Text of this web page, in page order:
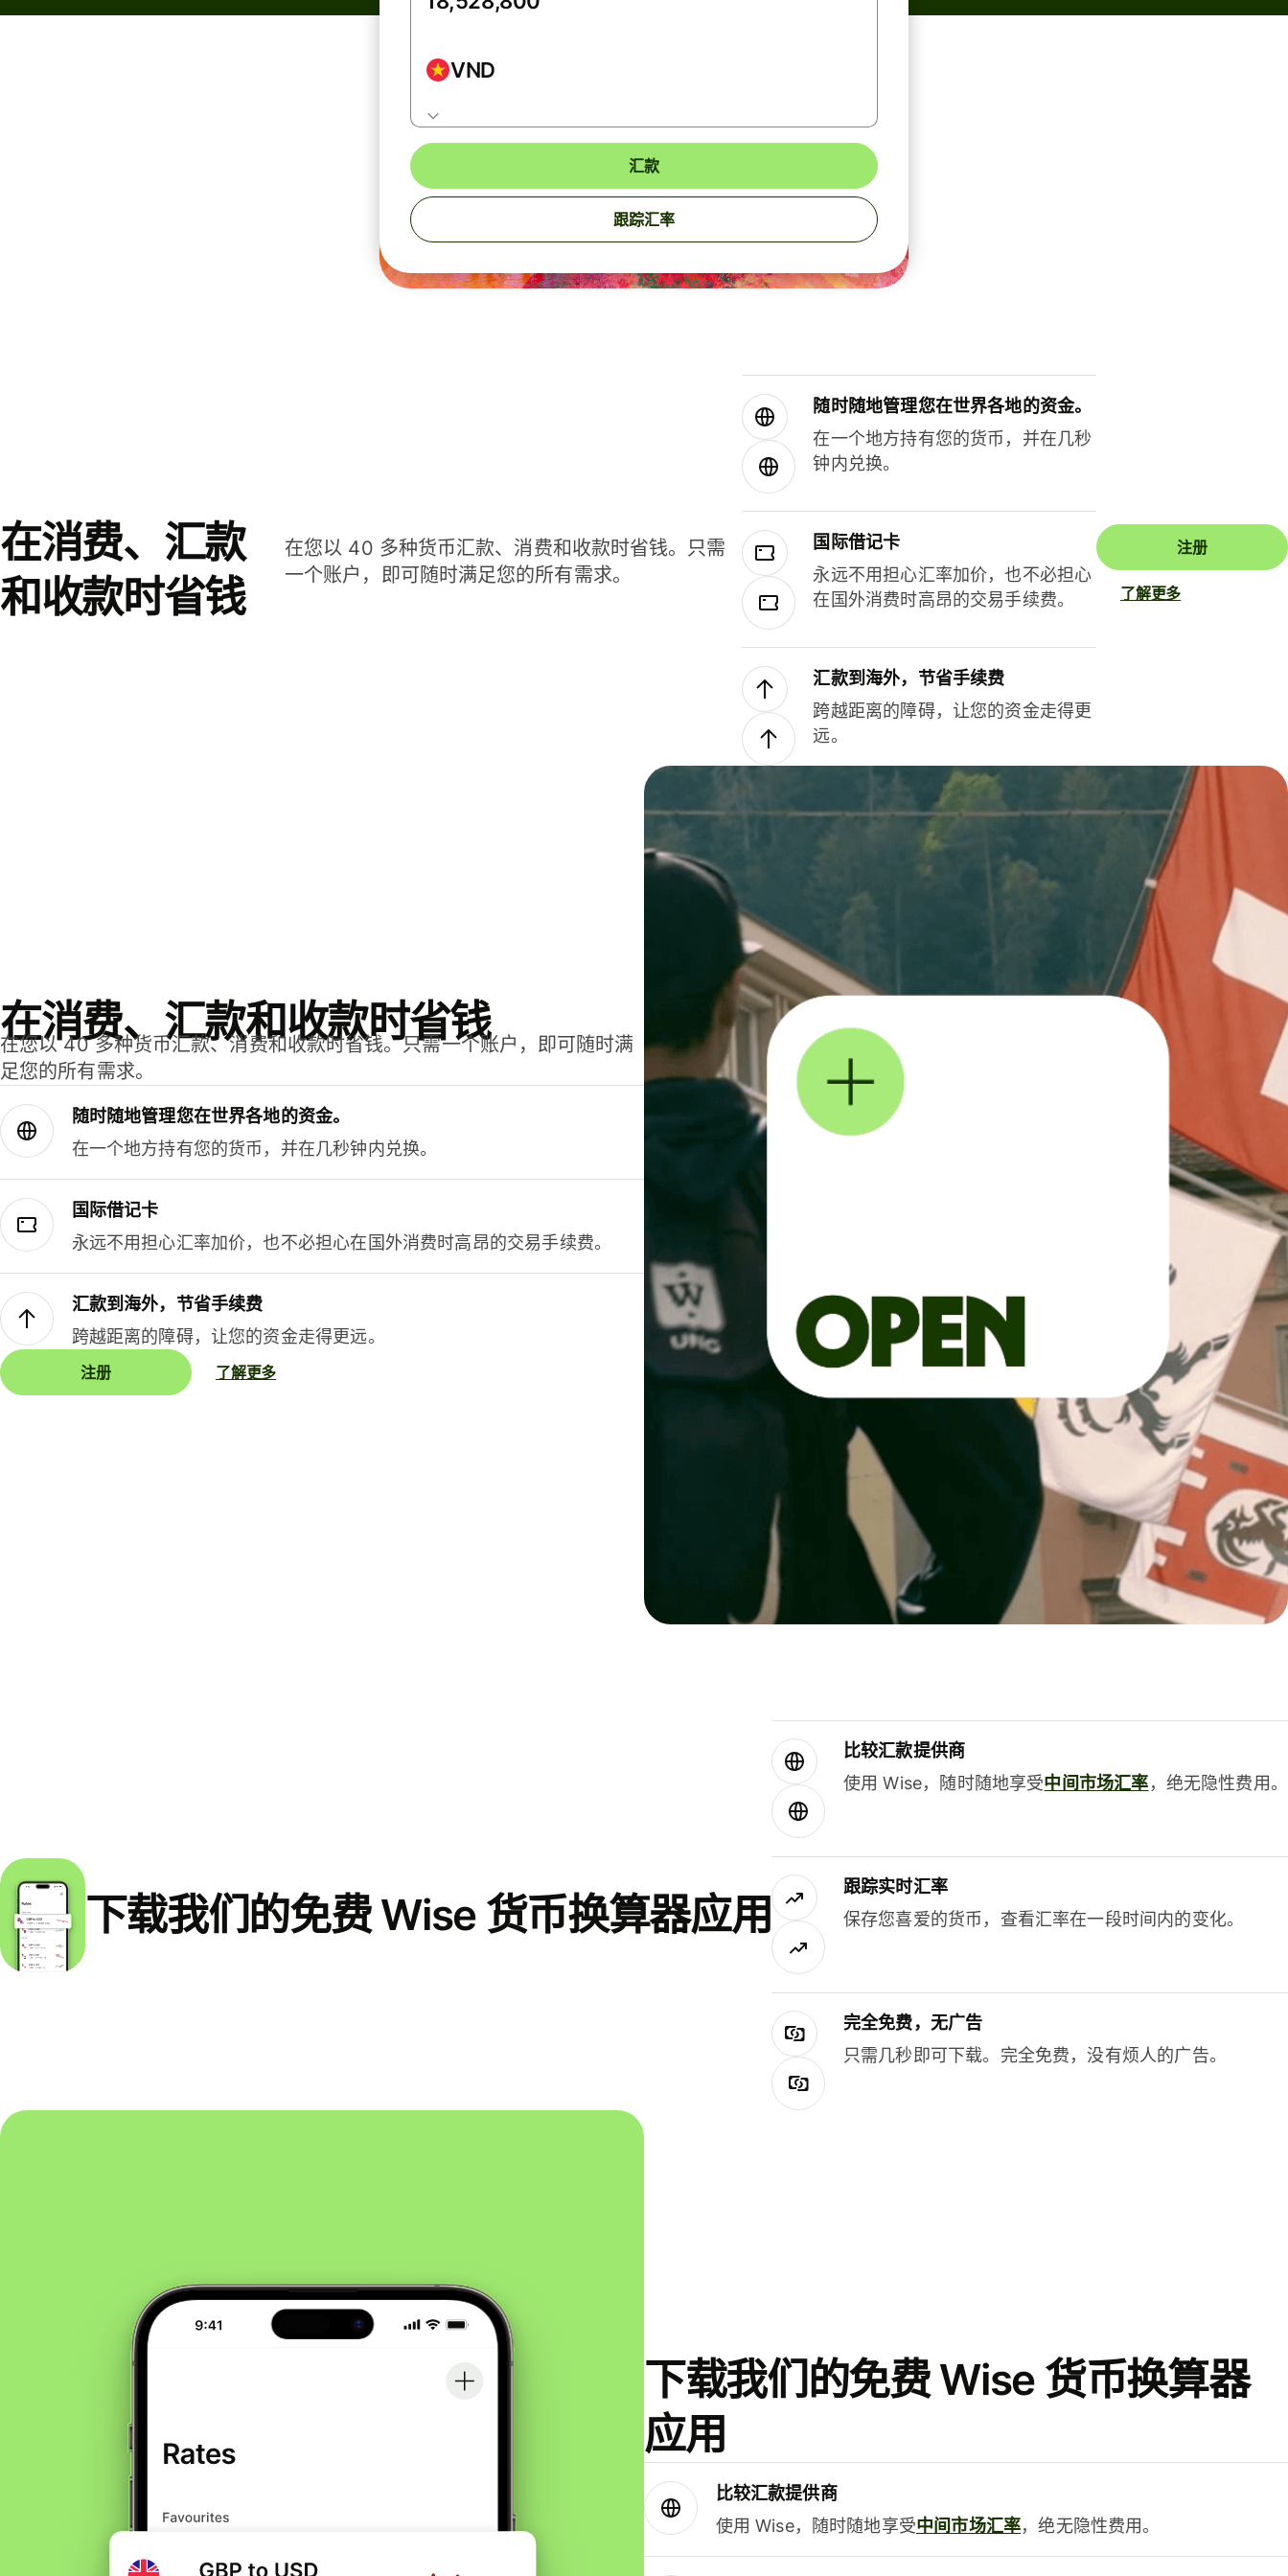
VND
汇款
跟踪汇率
在消费、汇款
和收款时省钱
在您以 40 多种货币汇款、消费和收款时省钱。只需
一个账户，即可随时满足您的所有需求。
随时随地管理您在世界各地的资金。
在一个地方持有您的货币，并在几秒
钟内兑换。
国际借记卡
永远不用担心汇率加价，也不必担心
在国外消费时高昂的交易手续费。
汇款到海外，节省手续费
跨越距离的障碍，让您的资金走得更
远。
注册
了解更多
在消费、汇款和收款时省钱
在您以 40 多种货币汇款、消费和收款时省钱。只需一个账户，即可随时满
足您的所有需求。
随时随地管理您在世界各地的资金。
在一个地方持有您的货币，并在几秒钟内兑换。
国际借记卡
永远不用担心汇率加价，也不必担心在国外消费时高昂的交易手续费。
汇款到海外，节省手续费
跨越距离的障碍，让您的资金走得更远。
注册 了解更多
下载我们的免费 Wise 货币换算器应用
比较汇款提供商
使用 Wise，随时随地享受中间市场汇率，绝无隐性费用。
跟踪实时汇率
保存您喜爱的货币，查看汇率在一段时间内的变化。
完全免费，无广告
只需几秒即可下载。完全免费，没有烦人的广告。
下载我们的免费 Wise 货币换算器
应用
比较汇款提供商
使用 Wise，随时随地享受中间市场汇率，绝无隐性费用。